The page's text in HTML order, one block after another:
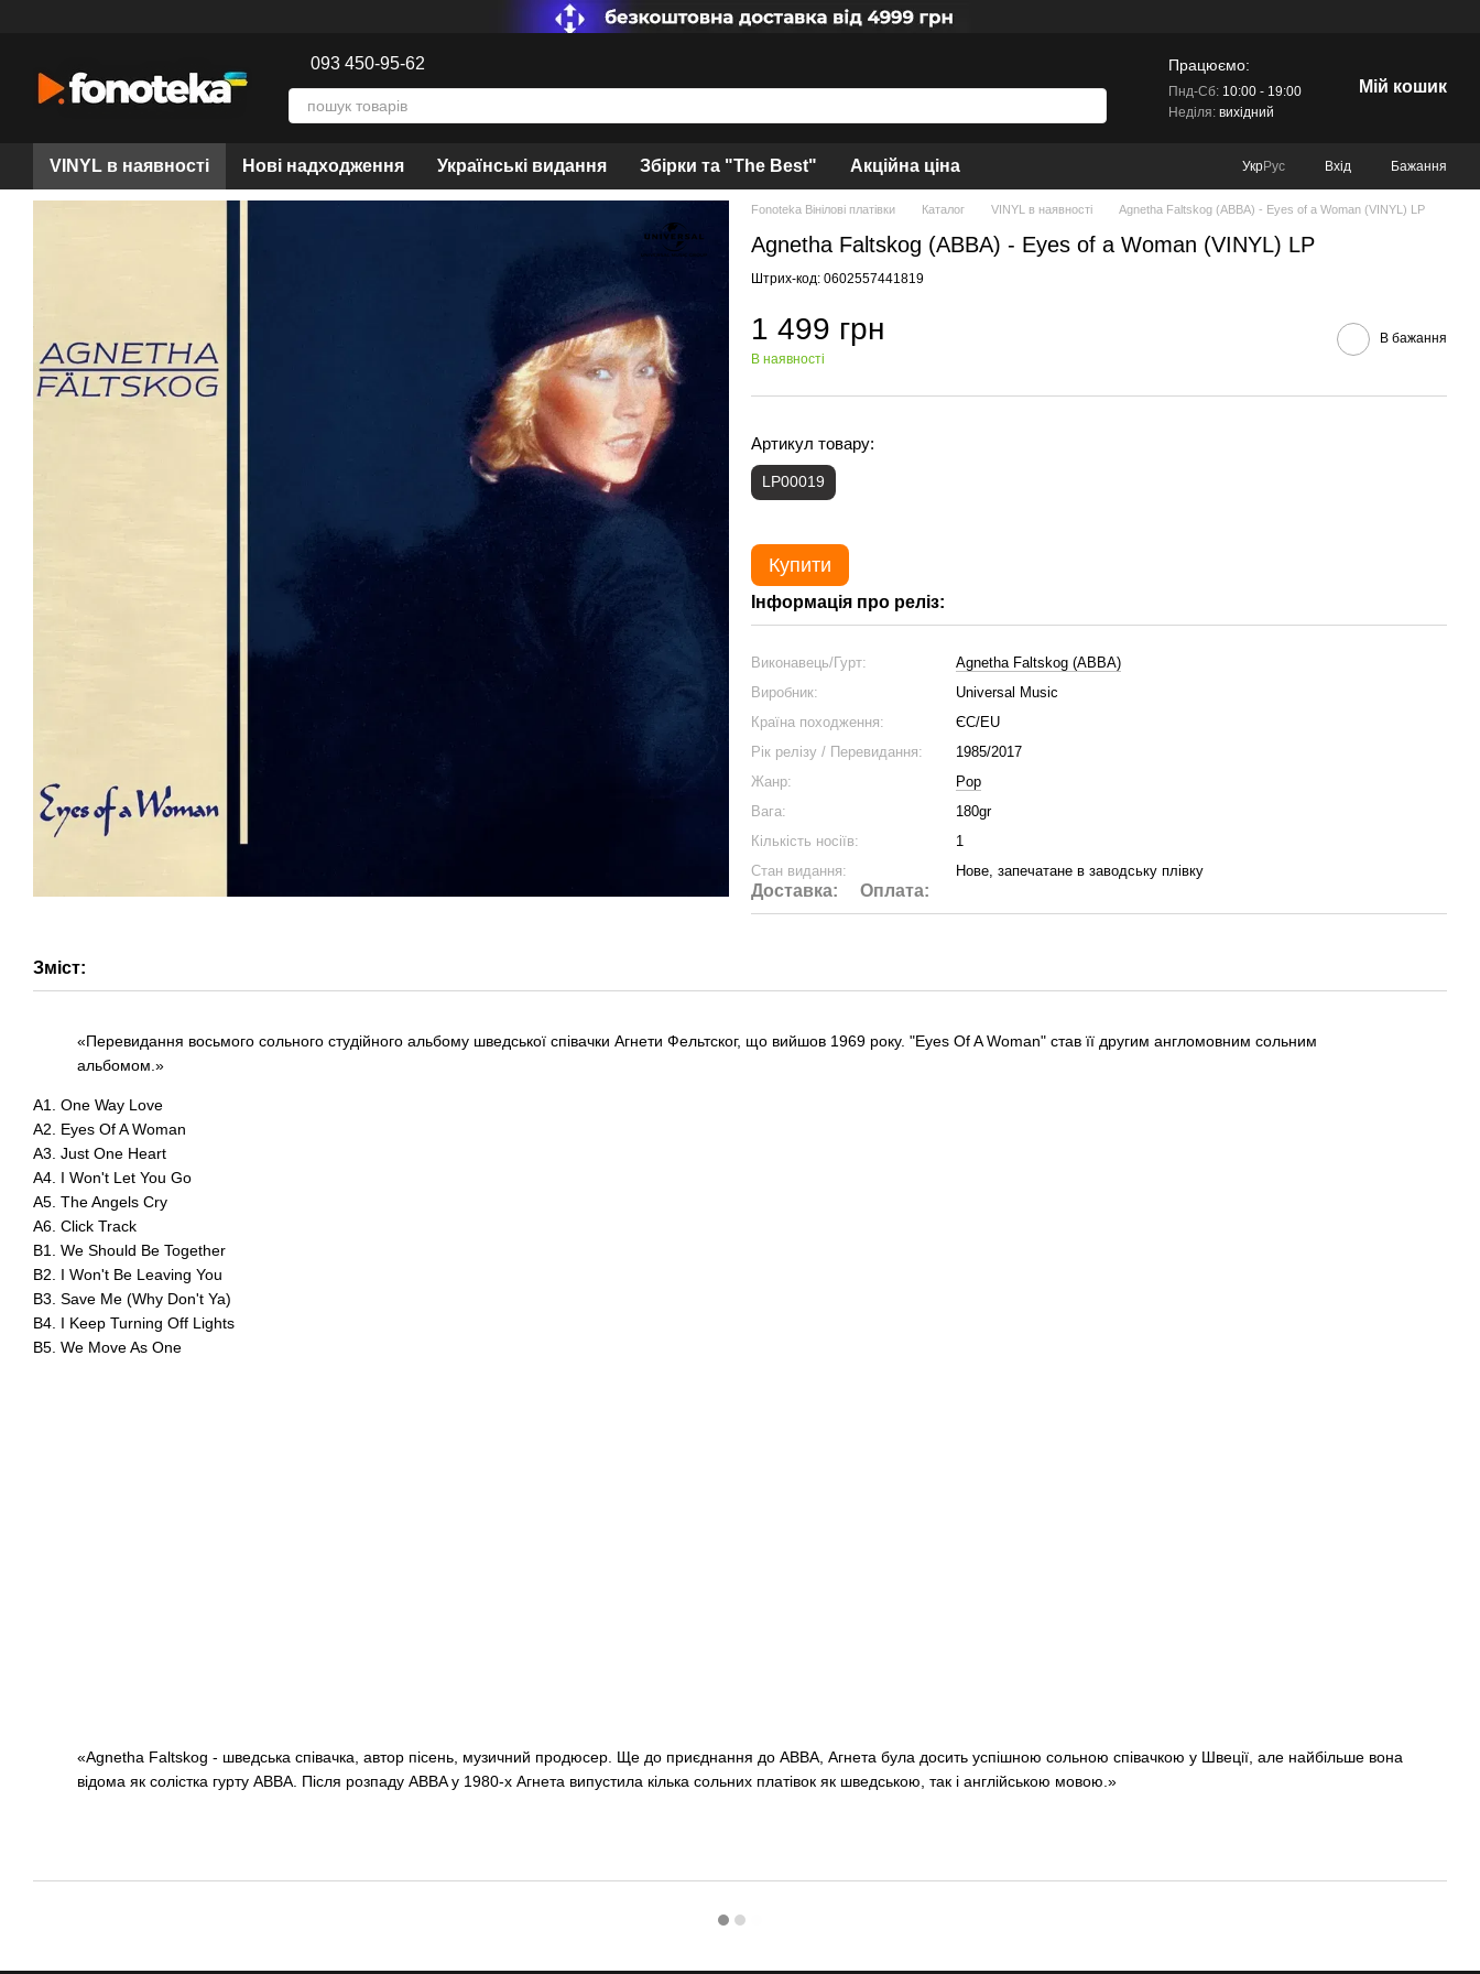
093 450-95-62 Працюємо:
Пнд-Сб:10:00 - 19:00
Неділя:вихідний
Мій кошик
VINYL в наявності Нові надходження Українські видання Збірки та "The Best" Акційна ціна УкрРус Вхід Бажання
Fonoteka Вінілові платівки Каталог VINYL в наявності Agnetha Faltskog (ABBA) - Eyes of a Woman (VINYL) LP
Agnetha Faltskog (ABBA) - Eyes of a Woman (VINYL) LP
Штрих-код: 0602557441819
1 499 грн
В наявності
В бажання
Артикул товару:
LP00019
Купити
Інформація про реліз:
Виконавець/Гурт:
Agnetha Faltskog (ABBA)
Виробник:
Universal Music
Країна походження:
ЄС/EU
Рік релізу / Перевидання:
1985/2017
Жанр:
Pop
Вага:
180gr
Кількість носіїв:
1
Стан видання:
Нове, запечатане в заводську плівку
Доставка: Оплата:
Зміст:
«Перевидання восьмого сольного студійного альбому шведської співачки Агнети Фельтског, що вийшов 1969 року. "Eyes Of A Woman" став її другим англомовним сольним
альбомом.»
A1. One Way Love
A2. Eyes Of A Woman
A3. Just One Heart
A4. I Won't Let You Go
A5. The Angels Cry
A6. Click Track
B1. We Should Be Together
B2. I Won't Be Leaving You
B3. Save Me (Why Don't Ya)
B4. I Keep Turning Off Lights
B5. We Move As One
«Agnetha Faltskog - шведська співачка, автор пісень, музичний продюсер. Ще до приєднання до ABBA, Агнета була досить успішною сольною співачкою у Швеції, але найбільше вона
відома як солістка гурту ABBA. Після розпаду ABBA у 1980-х Агнета випустила кілька сольних платівок як шведською, так і англійською мовою.»